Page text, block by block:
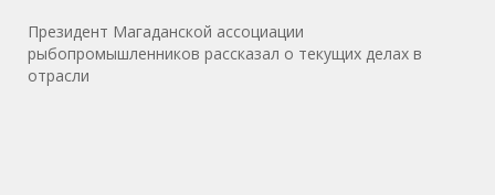
Президент Магаданской ассоциации
рыбопромышленников рассказал о текущих делах в
отрасли